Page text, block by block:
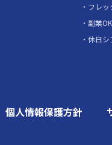
フレッ
副業OK
休日シ
個人情報保護方針